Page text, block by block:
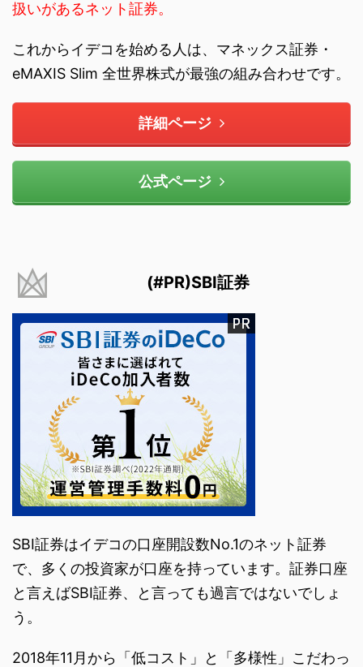
扱いがあるネット証券。
これからイデコを始める人は、マネックス証券・
eMAXIS Slim 全世界株式が最強の組み合わせです。
詳細ページ
公式ページ
(#PR)SBI証券
SBI証券はイデコの口座開設数No.1のネット証券
で、多くの投資家が口座を持っています。証券口座
と言えばSBI証券、と言っても過言ではないでしょ
う。
2018年11月から「低コスト」と「多様性」こだわっ